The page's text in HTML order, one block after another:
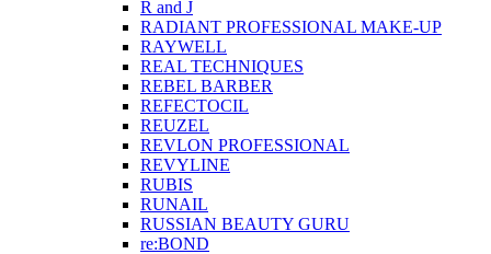
R and J
RADIANT PROFESSIONAL MAKE-UP
RAYWELL
REAL TECHNIQUES
REBEL BARBER
REFECTOCIL
REUZEL
REVLON PROFESSIONAL
REVYLINE
RUBIS
RUNAIL
RUSSIAN BEAUTY GURU
re:BOND